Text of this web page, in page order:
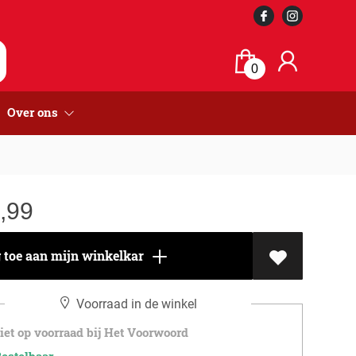
0
Over ons
toe aan mijn winkelkar
Voorraad in de winkel
op voorraad bij Het Voorwoord